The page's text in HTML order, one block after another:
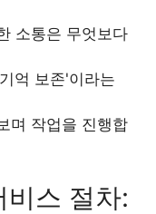
소통은 무엇보다
억 보존'이라는
며 작업을 진행합
비스 절차: